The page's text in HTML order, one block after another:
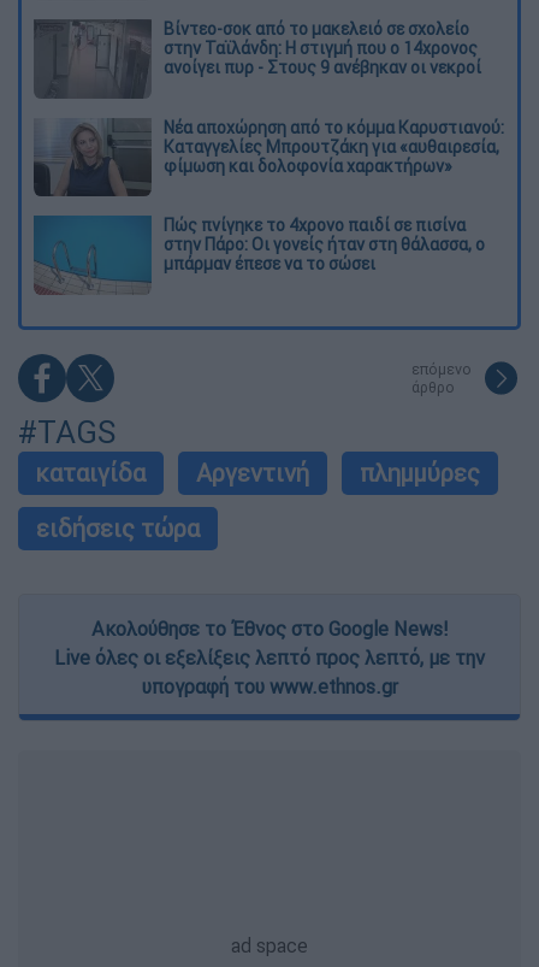
Βίντεο-σοκ από το μακελειό σε σχολείο
στην Ταϊλάνδη: Η στιγμή που ο 14χρονος
ανοίγει πυρ - Στους 9 ανέβηκαν οι νεκροί
Νέα αποχώρηση από το κόμμα Καρυστιανού:
Καταγγελίες Μπρουτζάκη για «αυθαιρεσία,
φίμωση και δολοφονία χαρακτήρων»
Πώς πνίγηκε το 4χρονο παιδί σε πισίνα
στην Πάρο: Οι γονείς ήταν στη θάλασσα, ο
μπάρμαν έπεσε να το σώσει
επόμενο
άρθρο
#TAGS
καταιγίδα Αργεντινή
πλημμύρες
ειδήσεις τώρα
Ακολούθησε το Έθνος στο Google News!
Live όλες οι εξελίξεις λεπτό προς λεπτό, με την
υπογραφή του www.ethnos.gr